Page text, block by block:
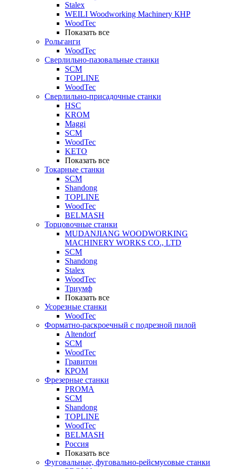
Stalex
WEILI Woodworking Machinery КНР
WoodTec
Показать все
Рольганги
WoodTec
Сверлильно-пазовальные станки
SCM
TOPLINE
WoodTec
Сверлильно-присадочные станки
HSC
KROM
Maggi
SCM
WoodTec
KETO
Показать все
Токарные станки
SCM
Shandong
TOPLINE
WoodTec
BELMASH
Торцовочные станки
MUDANJIANG WOODWORKING
MACHINERY WORKS CO., LTD
SCM
Shandong
Stalex
WoodTec
Триумф
Показать все
Усорезные станки
WoodTec
Форматно-раскроечный с подрезной пилой
Altendorf
SCM
WoodTec
Гравитон
КРОМ
Фрезерные станки
PROMA
SCM
Shandong
TOPLINE
WoodTec
BELMASH
Россия
Показать все
Фуговальные, фуговально-рейсмусовые станки